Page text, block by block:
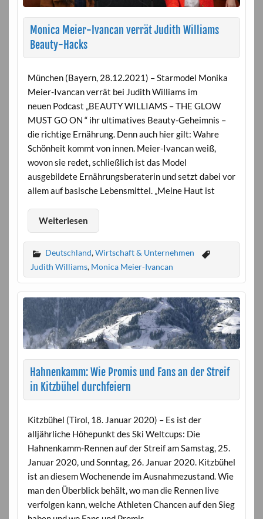
Monica Meier-Ivancan verrät Judith Williams
Beauty-Hacks
München (Bayern, 28.12.2021) – Starmodel Monika
Meier-Ivancan verrät bei Judith Williams im
neuen Podcast „BEAUTY WILLIAMS – THE GLOW
MUST GO ON “ ihr ultimatives Beauty-Geheimnis –
die richtige Ernährung. Denn auch hier gilt: Wahre
Schönheit kommt von innen. Meier-Ivancan weiß,
wovon sie redet, schließlich ist das Model
ausgebildete Ernährungsberaterin und setzt dabei vor
allem auf basische Lebensmittel. „Meine Haut ist
Weiterlesen
Deutschland,Wirtschaft & Unternehmen
Judith Williams, Monica Meier-Ivancan
Hahnenkamm: Wie Promis und Fans an der Streif
in Kitzbühel durchfeiern
Kitzbühel (Tirol, 18. Januar 2020) – Es ist der
alljährliche Höhepunkt des Ski Weltcups: Die
Hahnenkamm-Rennen auf der Streif am Samstag, 25.
Januar 2020, und Sonntag, 26. Januar 2020. Kitzbühel
ist an diesem Wochenende im Ausnahmezustand. Wie
man den Überblick behält, wo man die Rennen live
verfolgen kann, welche Athleten Chancen auf den Sieg